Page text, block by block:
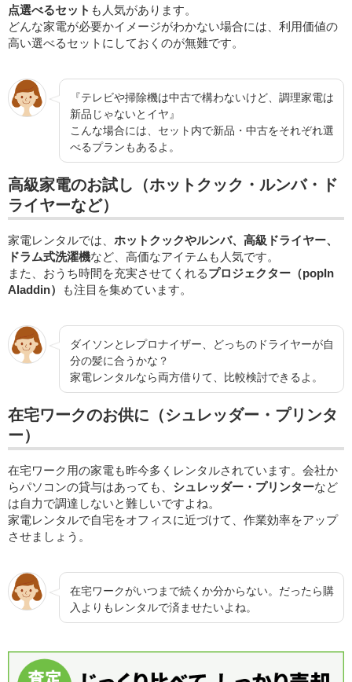
点選べるセット も人気があります。
どんな家電が必要かイメージがわかない場合には、利用価値の
高い選べるセットにしておくのが無難です。
『テレビや掃除機は中古で構わないけど、調理家電は
新品じゃないとイヤ』
こんな場合には、セット内で新品・中古をそれぞれ選
べるプランもあるよ。
高級家電のお試し（ホットクック・ルンバ・ド
ライヤーなど）
家電レンタルでは、 ホットクックやルンバ、高級ドライヤー、
ドラム式洗濯機など、高価なアイテムも人気です。
また、おうち時間を充実させてくれるプロジェクター（popIn
Aladdin）
も注目を集めています。
ダイソンとレプロナイザー、どっちのドライヤーが自
分の髪に合うかな？
家電レンタルなら両方借りて、比較検討できるよ。
在宅ワークのお供に（シュレッダー・プリンタ
ー）
在宅ワーク用の家電も昨今多くレンタルされています。会社か
らパソコンの貸与はあっても、 シュレッダー・プリンターなど
は自力で調達しないと難しいですよね。
家電レンタルで自宅をオフィスに近づけて、作業効率をアップ
させましょう。
在宅ワークがいつまで続くか分からない。だったら購
入よりもレンタルで済ませたいよね。